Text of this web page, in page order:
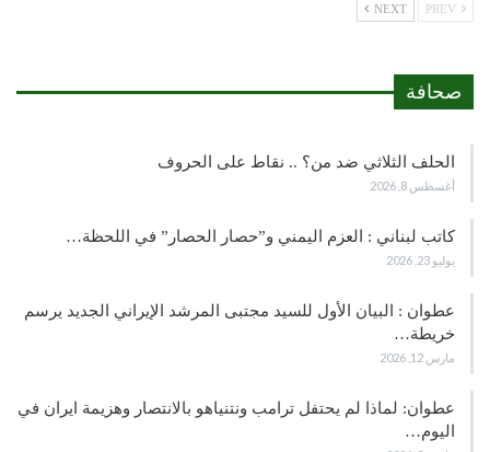
NEXT
صحافة
الحلف الثلاثي ضد من؟ .. نقاط على الحروف
أغسطس 8, 2026
كاتب لبناني : العزم اليمني و”حصار الحصار” في اللحظة…
يوليو 23, 2026
عطوان : البيان الأول للسيد مجتبى المرشد الإيراني الجديد يرسم
خريطة…
مارس 12, 2026
عطوان: لماذا لم يحتفل ترامب ونتنياهو بالانتصار وهزيمة ايران في
اليوم…